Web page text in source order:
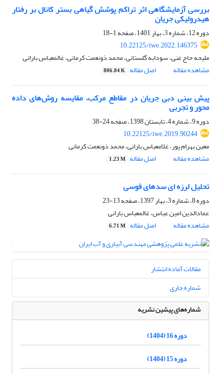
بررسی آزمایشگاهی اثر تراکم پوشش گیاهی بستر کانال بر رفتار
هیدرولیکی جریان
دوره 12، شماره 3، بهار 1401، صفحه
1-18
10.22125/iwe.2022.146375
ملیحه حاج غنی، سودابه گلستانی، محمد ذونعمت کرمانی، غالمعباس بارانی
مشاهده مقاله
اصل مقاله 806.84 K
پیش بینی دبی جریان در مقاطع مرکب، مقایسه روش‌های داده
محور و تجربی
دوره 9، شماره 4، تابستان 1398، صفحه
24-38
10.22125/iwe.2019.90244
معین بهرام پور، غلامعباس بارانی، محمد ذونعمت کرمانی
مشاهده مقاله
اصل مقاله 1.23 M
تحلیل لرزه ای سدهای قوسی
دوره 8، شماره 3، بهار 1397، صفحه
13-23
عمادالدین امین عباس، غالمعباس بارانی
مشاهده مقاله
اصل مقاله 6.71 M
مقالات آماده انتشار
شماره جاری
شماره‌های پیشین نشریه
دوره 16 (1404)
دوره 15 (1404)